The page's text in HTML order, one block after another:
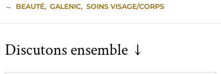
→ BEAUTÉ, GALENIC, SOINS VISAGE/CORPS
Discutons ensemble ↓